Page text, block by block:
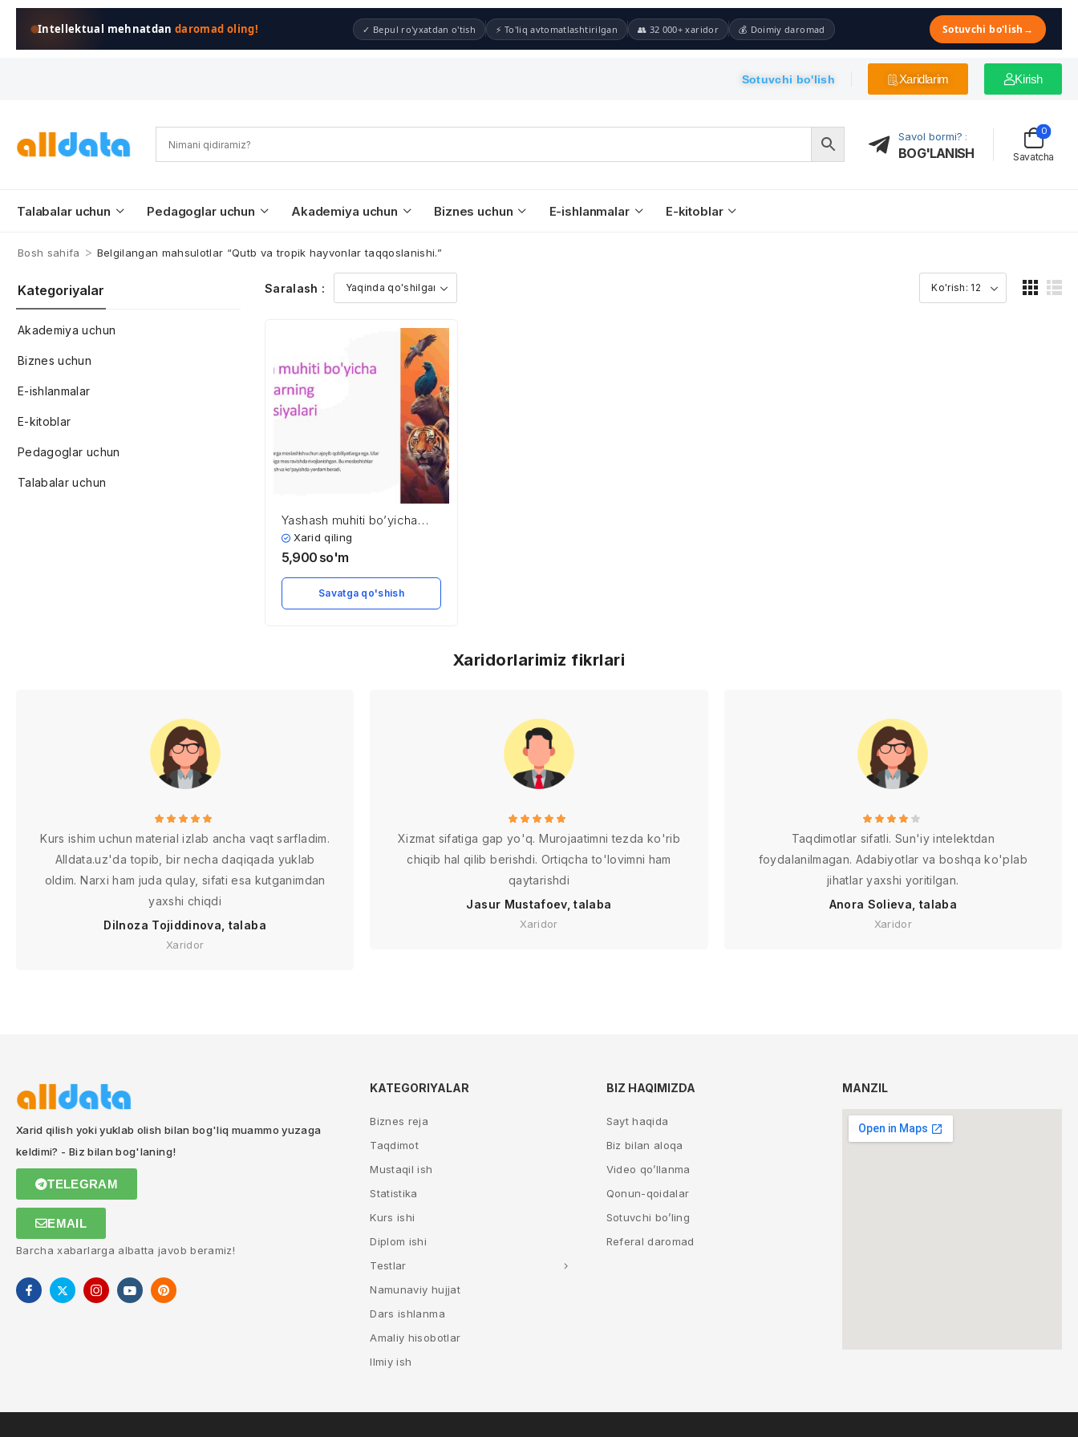
Intellektual mehnatdandaromad oling! ✓ Bepul ro'yxatdan o'tish ⚡ To'liq avtomatlashtirilgan 👥 32 000+ xaridor 💰 Doimiy daromad Sotuvchi bo'lish →
Sotuvchi bo'lish Xaridlarim Kirish
Savol bormi? :
BOG'LANISH Savatcha
0
Talabalar uchun Pedagoglar uchun Akademiya uchun Biznes uchun E-ishlanmalar E-kitoblar
Bosh sahifa > Belgilangan mahsulotlar “Qutb va tropik hayvonlar taqqoslanishi.”
Kategoriyalar
Akademiya uchun
Biznes uchun
E-ishlanmalar
E-kitoblar
Pedagoglar uchun
Talabalar uchun
Saralash :
Yashash muhiti bo’yicha
hayvonlarning
adaptatsiyalari
Xarid qiling
5,900 so'm
Savatga qo'shish
Xaridorlarimiz fikrlari
Kurs ishim uchun material izlab ancha vaqt sarfladim.
Alldata.uz'da topib, bir necha daqiqada yuklab
oldim. Narxi ham juda qulay, sifati esa kutganimdan
yaxshi chiqdi
Dilnoza Tojiddinova, talaba
Xaridor
Xizmat sifatiga gap yo'q. Murojaatimni tezda ko'rib
chiqib hal qilib berishdi. Ortiqcha to'lovimni ham
qaytarishdi
Jasur Mustafoev, talaba
Xaridor
Taqdimotlar sifatli. Sun'iy intelektdan
foydalanilmagan. Adabiyotlar va boshqa ko'plab
jihatlar yaxshi yoritilgan.
Anora Solieva, talaba
Xaridor
Xarid qilish yoki yuklab olish bilan bog'liq muammo yuzaga
keldimi? - Biz bilan bog'laning!
TELEGRAM
EMAIL
Barcha xabarlarga albatta javob beramiz!
KATEGORIYALAR
Biznes reja
Taqdimot
Mustaqil ish
Statistika
Kurs ishi
Diplom ishi
Testlar
Namunaviy hujjat
Dars ishlanma
Amaliy hisobotlar
Ilmiy ish
BIZ HAQIMIZDA
Sayt haqida
Biz bilan aloqa
Video qo’llanma
Qonun-qoidalar
Sotuvchi bo’ling
Referal daromad
MANZIL